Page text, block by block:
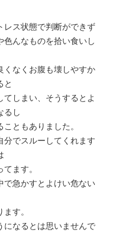
レス状態で判断ができず
んなものを拾い食いし
くなくお腹も壊しやすか
と
てしまい、そうするとよ
るし
ともありました。
分でスルーしてくれます
ます。
で急かすとよけい危ない
す。
になるとは思いませんで